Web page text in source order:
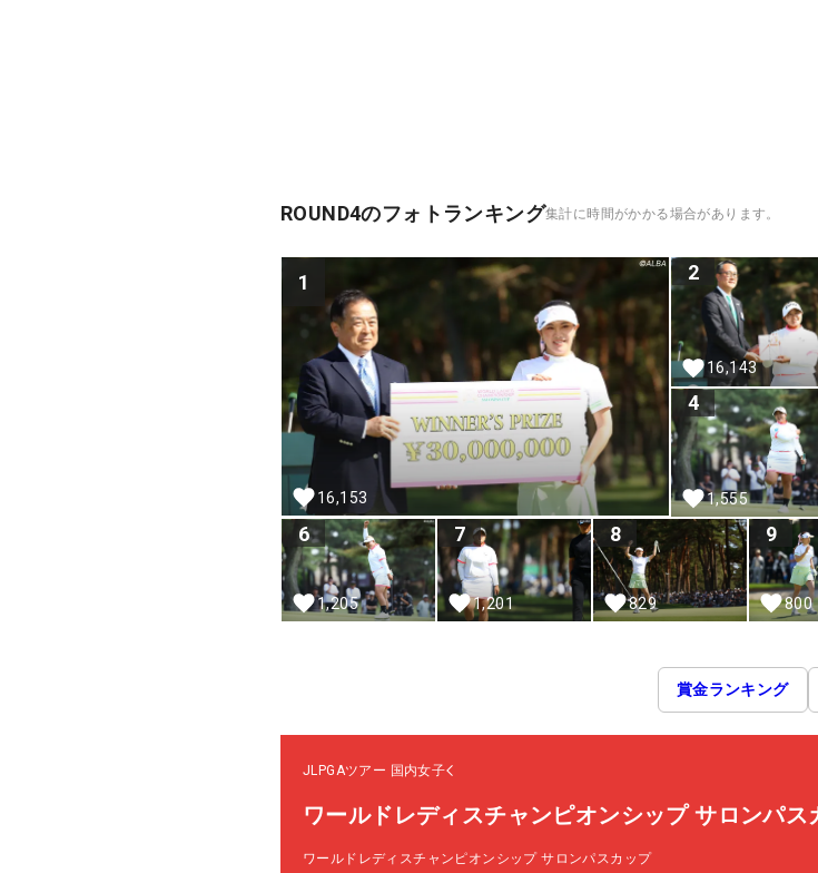
ROUND4のフォトランキング集計に時間がかかる場合があります。
1
16,153
2
16,143
4
1,555
6
1,205
7
1,201
8
829
9
800
賞金ランキング
JLPGAツアー 国内女子
ワールドレディスチャンピオンシップ サロンパス
ワールドレディスチャンピオンシップ サロンパスカップ